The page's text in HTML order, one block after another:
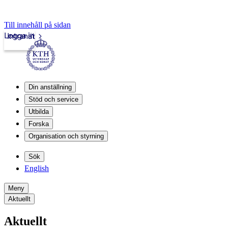
Till innehåll på sidan
Intranät
Logga in
Din anställning
Stöd och service
Utbilda
Forska
Organisation och styrning
Sök
English
Meny
Aktuellt
Aktuellt